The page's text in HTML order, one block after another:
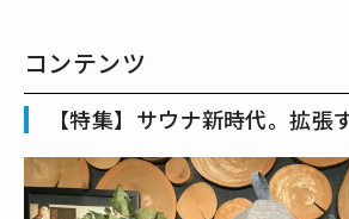
コンテンツ
【特集】サウナ新時代。拡張